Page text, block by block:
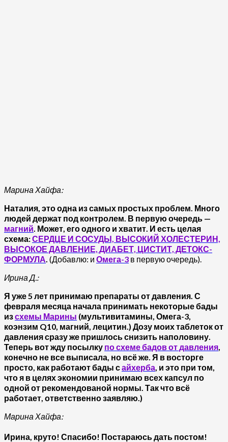
Марина Хайфа:
Наталия, это одна из самых простых проблем. Много
людей держат под контролем. В первую очередь —
магний. Может, его одного и хватит. И есть целая
схема:СЕРДЦЕ И СОСУДЫ, ВЫСОКИЙ ХОЛЕСТЕРИН,
ВЫСОКОЕ ДАВЛЕНИЕ, ДИАБЕТ, ЦИСТИТ, ДЕТОКС-
ФОРМУЛА. (Добавлю: и Омега-3 в первую очередь).
Ирина Д.:
Я уже 5 лет принимаю препараты от давления. С
февраля месяца начала принимать некоторые бады
изсхемы Марины (мультивитамины, Омега-3,
коэнзим Q10, магний, лецитин.) Дозу моих таблеток от
давления сразу же пришлось снизить наполовину.
Теперь вот жду посылку по схеме бадов от давления,
конечно не все выписала, но всё же. Я в восторге
просто, как работают бады сайхерба, и это при том,
что я в целях экономии принимаю всех капсул по
одной от рекомендованой нормы. Так что всё
работает, ответственно заявляю.)
Марина Хайфа:
Ирина, круто! Спасибо! Постараюсь дать постом!